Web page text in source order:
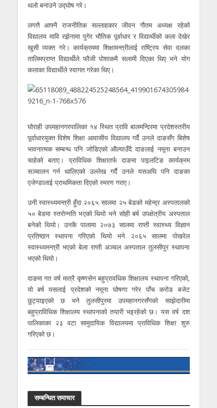
थलो बनाउने उद्घोष गरे।
लगत्तै आफ्नै राजनीतिक सल्लाहकार जीवन गौतम अध्यक्ष रहेको
विद्यालय मावि रझेनामा पुगेर भौतिक पूर्वाधार र विद्यार्थीको कला देखेर
खुसी व्यक्त गरे। कार्यक्रममा शिक्षामन्त्रीलाई राष्ट्रिय सेवा दलका
तालिमप्राप्त विद्यार्थीले फौजी पोशाकमै सलामी दिएका थिए भने योग
कलाका विद्यार्थीले स्वागत गरेका थिए।
घोराही उपमहानगरपालिका १४ स्थित प्रावि बालमन्दिरमा प्रदेशस्तरीय
पूर्वाधारयुक्त विशेष शिक्षा आवासीय विद्यालय गर्दै उनले दाङसँग बिशेष
भावनात्मक सम्बन्ध पनि जोडिएको औल्याउँदै दाङलाई नमूना बनाउन
चाहेको बताए। प्राविधिक शिक्षातर्फ दाङमा पाइलटिङ कार्यक्रम
सञ्चालन गर्न थालिएको उल्लेख गर्दै उनले यसअघि पनि दाङका
एजेण्डालाई प्राथमिकता दिएको स्मरण गराए।
उनी स्वास्थ्यमन्त्री हुँदा २०६५ सालमा २५ बेडको महेन्द्र अस्पतालको
५० बेडमा स्तरोन्नति भएको थियो भने सोही बर्ष उपक्षेत्रीय अस्पताल
बनेको थियो। उनकै पालामा २०७३ सालमा राप्ती स्वास्थ्य विज्ञान
प्रतिष्ठान स्थापना गरिएको थियो भने २०६५ सालमा पोखरेल
स्वास्थ्यमन्त्री भएको बेला राप्ती अञ्चल अस्पताल तुलसीपुर स्थापना
भएको थियो।
दाङमा गत वर्ष मात्रै कृष्णसेन बहुप्रावधिक शिक्षालय स्थापना गरिएको,
यो बर्ष यसलाई प्रदेशको नमूना घोषणा गरेर पाँच करोड बजेट
छुट्याइएको छ भने तुलसीपुरमा उपमहानगरसँगको साझेदारीमा
बहुप्राविधिक शिक्षालय स्थापनाको तयारी भइरहेको छ। यस वर्ष दश
पालिकाका २३ वटा सामुदायिक विद्यालयमा प्राविधिक शिक्षा शुरु
गरिएको छ।
सम्बन्धित समाचार